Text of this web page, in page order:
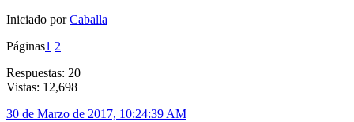
Iniciado porCaballa
Páginas1 2
Respuestas: 20
Vistas: 12,698
30 de Marzo de 2017, 10:24:39 AM